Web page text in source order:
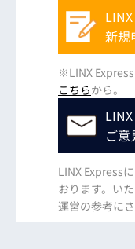
新規
※LINX
こちらから。
ご意
LINX Express
おります。い
運営の参考に